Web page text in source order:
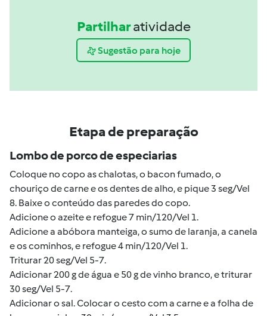
Partilharatividade
Sugestão para hoje
Etapa de preparação
Lombo de porco de especiarias
Coloque no copo as chalotas, o bacon fumado, o
chouriço de carne e os dentes de alho, e pique 3 seg/Vel
8. Baixe o conteúdo das paredes do copo.
Adicione o azeite e refogue 7 min/120/Vel 1.
Adicione a abóbora manteiga, o sumo de laranja, a canela
e os cominhos, e refogue 4 min/120/Vel 1.
Triturar 20 seg/Vel 5-7.
Adicionar 200 g de água e 50 g de vinho branco, e triturar
30 seg/Vel 5-7.
Adicionar o sal. Colocar o cesto com a carne e a folha de